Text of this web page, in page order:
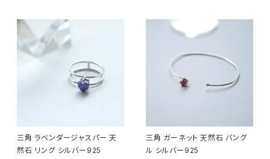
三角 ラベンダージャスパー 天
然石 リング シルバー925
三角 ガーネット 天然石 バング
ル シルバー925